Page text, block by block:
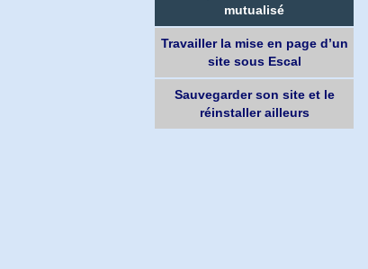
mutualisé
Travailler la mise en page d’un
site sous Escal
Sauvegarder son site et le
réinstaller ailleurs